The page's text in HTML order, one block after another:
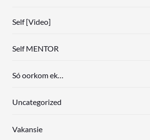
Self [Video]
Self MENTOR
Só oorkom ek…
Uncategorized
Vakansie